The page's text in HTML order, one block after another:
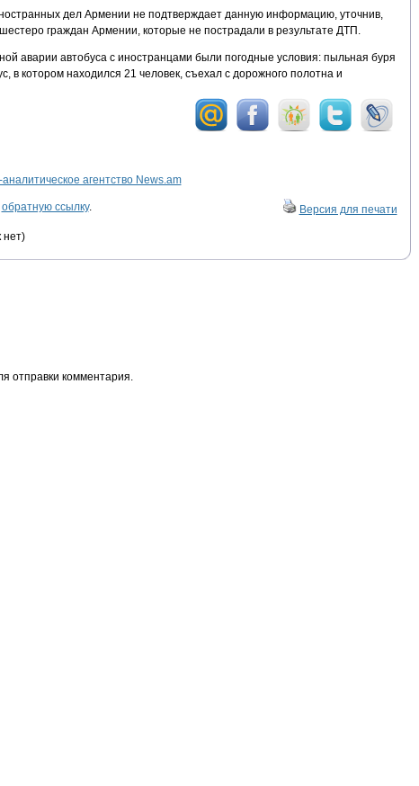
дел Армении не подтверждает данную информацию, уточнив,
граждан Армении, которые не пострадали в результате ДТП.
аварии автобуса с иностранцами были погодные условия: пыльная буря
в котором находился 21 человек, съехал с дорожного полотна и
агентство News.am
обратную ссылку. Версия для печати
нет)
отправки комментария.